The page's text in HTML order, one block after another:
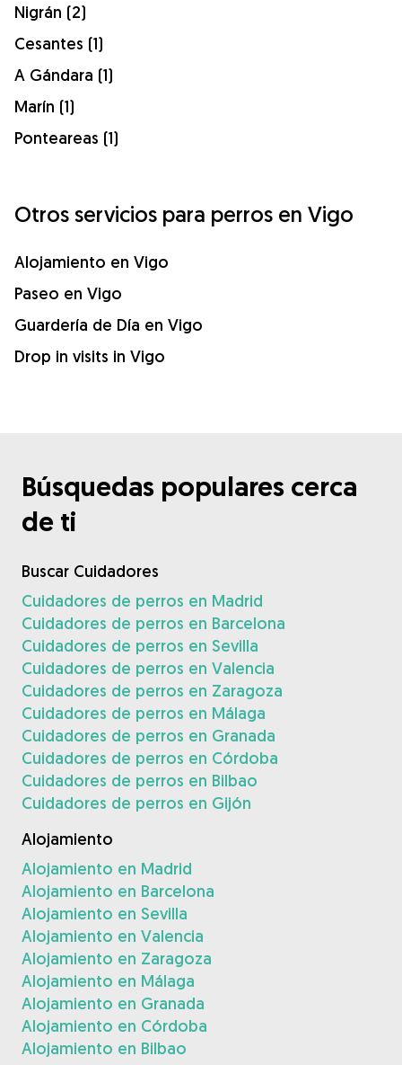
Nigrán (2)
Cesantes (1)
A Gándara (1)
Marín (1)
Ponteareas (1)
Otros servicios para perros en Vigo
Alojamiento en Vigo
Paseo en Vigo
Guardería de Día en Vigo
Drop in visits in Vigo
Búsquedas populares cerca
de ti
Buscar Cuidadores
Cuidadores de perros en Madrid
Cuidadores de perros en Barcelona
Cuidadores de perros en Sevilla
Cuidadores de perros en Valencia
Cuidadores de perros en Zaragoza
Cuidadores de perros en Málaga
Cuidadores de perros en Granada
Cuidadores de perros en Córdoba
Cuidadores de perros en Bilbao
Cuidadores de perros en Gijón
Alojamiento
Alojamiento en Madrid
Alojamiento en Barcelona
Alojamiento en Sevilla
Alojamiento en Valencia
Alojamiento en Zaragoza
Alojamiento en Málaga
Alojamiento en Granada
Alojamiento en Córdoba
Alojamiento en Bilbao